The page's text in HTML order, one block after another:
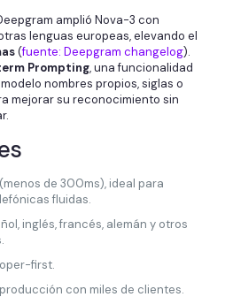
amplió Nova-3 con
lenguas europeas, elevando el
(fuente: Deepgram changelog).
Prompting, una funcionalidad
nombres propios, siglas o
mejorar su reconocimiento sin
de 300ms), ideal para
fluidas.
inglés, francés, alemán y otros
first.
con miles de clientes.